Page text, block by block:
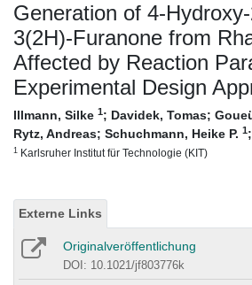
Generation of 4-
3(2H)-Furanone from
Affected by Reaction
Experimental Design
Illmann, Silke 1; Davidek, Tomas;
Rytz, Andreas; Schuchmann, Heike P. 1;
1 Karlsruher Institut für Technologie (KIT)
Externe Links
Originalveröffentlichung
DOI: 10.1021/jf803776k